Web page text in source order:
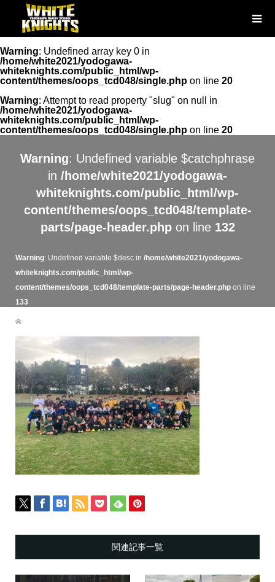
Warning: Undefined array key 0 in
/home/white2021/yodogawa-
whiteknights.com/public_html/wp-
content/themes/oops_tcd048/single.php on line 20
Warning: Attempt to read property "slug" on null in
/home/white2021/yodogawa-
whiteknights.com/public_html/wp-
content/themes/oops_tcd048/single.php on line 20
Warning: Undefined variable $catchphrase
in /home/white2021/yodogawa-
whiteknights.com/public_html/wp-
content/themes/oops_tcd048/template-
parts/page-header.phpon line 132
Warning: Undefined variable $desc in /home/white2021/yodogawa-
whiteknights.com/public_html/wp-
content/themes/oops_tcd048/template-parts/page-header.phpon line
133
関連記事一覧